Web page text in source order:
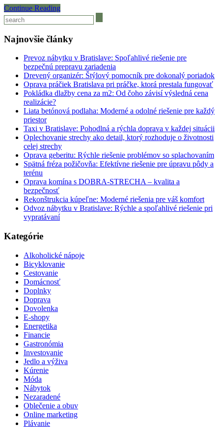
Continue Reading
Najnovšie články
Prevoz nábytku v Bratislave: Spoľahlivé riešenie pre
bezpečnú prepravu zariadenia
Drevený organizér: Štýlový pomocník pre dokonalý poriadok
Oprava práčiek Bratislava pri práčke, ktorá prestala fungovať
Pokládka dlažby cena za m2: Od čoho závisí výsledná cena
realizácie?
Liata betónová podlaha: Moderné a odolné riešenie pre každý
priestor
Taxi v Bratislave: Pohodlná a rýchla doprava v každej situácii
Oplechovanie strechy ako detail, ktorý rozhoduje o životnosti
celej strechy
Oprava geberitu: Rýchle riešenie problémov so splachovaním
Spätná fréza požičovňa: Efektívne riešenie pre úpravu pôdy a
terénu
Oprava komína s DOBRA-STRECHA – kvalita a
bezpečnosť
Rekonštrukcia kúpeľne: Moderné riešenia pre váš komfort
Odvoz nábytku v Bratislave: Rýchle a spoľahlivé riešenie pri
vypratávaní
Kategórie
Alkoholické nápoje
Bicyklovanie
Cestovanie
Domácnosť
Doplnky
Doprava
Dovolenka
E-shopy
Energetika
Financie
Gastronómia
Investovanie
Jedlo a výživa
Kúrenie
Móda
Nábytok
Nezaradené
Oblečenie a obuv
Online marketing
Plávanie